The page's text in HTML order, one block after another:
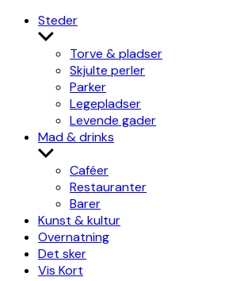
Steder
Show
sub
menu
Torve & pladser
Skjulte perler
Parker
Legepladser
Levende gader
Mad & drinks
Show
sub
menu
Caféer
Restauranter
Barer
Kunst & kultur
Overnatning
Det sker
Vis Kort